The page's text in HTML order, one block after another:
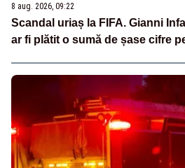
8 aug. 2026, 09:22
Scandal uriaș la FIFA. Gianni
ar fi plătit o sumă de șase cifre